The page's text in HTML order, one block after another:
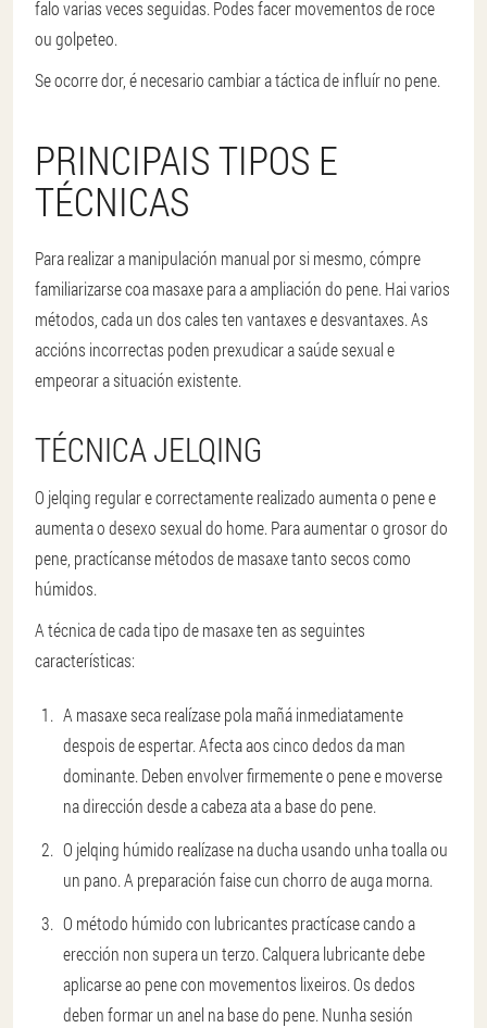
falo varias veces seguidas. Podes facer movementos de roce
ou golpeteo.
Se ocorre dor, é necesario cambiar a táctica de influír no pene.
PRINCIPAIS TIPOS E
TÉCNICAS
Para realizar a manipulación manual por si mesmo, cómpre
familiarizarse coa masaxe para a ampliación do pene. Hai varios
métodos, cada un dos cales ten vantaxes e desvantaxes. As
accións incorrectas poden prexudicar a saúde sexual e
empeorar a situación existente.
TÉCNICA JELQING
O jelqing regular e correctamente realizado aumenta o pene e
aumenta o desexo sexual do home. Para aumentar o grosor do
pene, practícanse métodos de masaxe tanto secos como
húmidos.
A técnica de cada tipo de masaxe ten as seguintes
características:
A masaxe seca realízase pola mañá inmediatamente
despois de espertar. Afecta aos cinco dedos da man
dominante. Deben envolver firmemente o pene e moverse
na dirección desde a cabeza ata a base do pene.
O jelqing húmido realízase na ducha usando unha toalla ou
un pano. A preparación faise cun chorro de auga morna.
O método húmido con lubricantes practícase cando a
erección non supera un terzo. Calquera lubricante debe
aplicarse ao pene con movementos lixeiros. Os dedos
deben formar un anel na base do pene. Nunha sesión